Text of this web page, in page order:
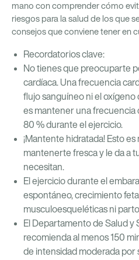
mano con comprender cómo
riesgos para la salud de los que
consejos que conviene tener en
Recordatorios clave:
No tienes que preocuparte
cardíaca. Una frecuencia
flujo sanguíneo ni el oxígeno
es mantener una frecuencia
80 % durante el ejercicio.
¡Mantente hidratada! Esto
mantenerte fresca y le da a
necesitan.
El ejercicio durante el
espontáneo, crecimiento
musculoesqueléticas ni
El Departamento de Salud y
recomienda al menos 150
de intensidad moderada por